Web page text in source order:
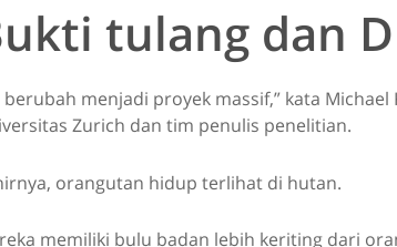
tulang dan
berubah menjadi proyek massif,” kata
Zurich dan tim penulis penelitian.
orangutan hidup terlihat di hutan.
memiliki bulu badan lebih keriting dari